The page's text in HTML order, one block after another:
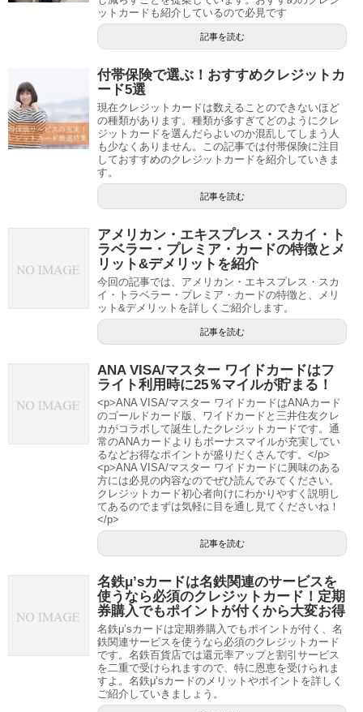
ットカードも紹介しているので必見です
記事を読む
付帯保険で選ぶ！おすすめクレジットカ
ード5選
現在クレジットカードは数えることのできないほど
の種類があります。種類が多すぎてどのようにクレ
ジットカードを選んだらよいのか混乱してしまう人
も少なくありません。この記事では付帯保険に注目
しておすすめのクレジットカードを紹介していきま
す。
記事を読む
アメリカン・エキスプレス・スカイ・ト
ラベラー・プレミア・カードの特徴とメ
リット&デメリットを紹介
今回の記事では、アメリカン・エキスプレス・スカ
イ・トラベラー・プレミア・カードの特徴と、メリ
ット&デメリットを詳しくご紹介します。
記事を読む
ANA VISA/マスター ワイドカードはフ
ライト利用時に25％マイルが貯まる！
<p>ANA VISA/マスター ワイドカードはANAカード
のゴールドカード版、ワイドカードと三井住友クレ
カがコラボして誕生したクレジットカードです。通
常のANAカードよりもボーナスマイルが充実してい
るなどお得なポイントが盛りだくさんです。</p>
<p>ANA VISA/マスター ワイドカードに興味のある
方には必見の内容なのでぜひ読んでみてください。
クレジットカード初心者向けにわかりやすく説明し
てあるのでまずは気軽に目を通し見てくださいね！
</p>
記事を読む
名鉄μ’sカードは名鉄関連のサービスを
使うなら必須のクレジットカード！定期
券購入でもポイントが付くから大変お得
名鉄μ’sカードは定期券購入でもポイントが付く、名
鉄関連サービスを使うなら必須のクレジットカード
です。名鉄百貨店では還元率アップと割引サービス
を二重で受けられますので、特に恩恵を受けられま
すよ。名鉄μ’sカードのメリットやポイントを詳しく
ご紹介していきましょう。